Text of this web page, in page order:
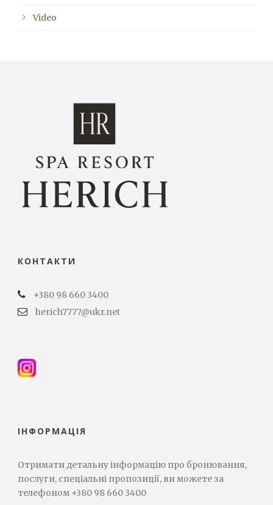
Video
КОНТАКТИ
+380 98 660 3400
herich7777@ukr.net
ІНФОРМАЦІЯ
Отримати детальну інформацію про бронювання,
послуги, спеціальні пропозиції, ви можете за
телефоном +380 98 660 3400